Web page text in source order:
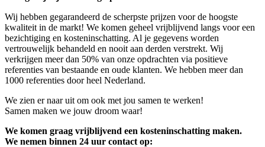
Wij hebben gegarandeerd de scherpste prijzen voor de hoogste
kwaliteit in de markt! We komen geheel vrijblijvend langs voor een
bezichtiging en kosteninschatting. Al je gegevens worden
vertrouwelijk behandeld en nooit aan derden verstrekt. Wij
verkrijgen meer dan 50% van onze opdrachten via positieve
referenties van bestaande en oude klanten. We hebben meer dan
1000 referenties door heel Nederland.
We zien er naar uit om ook met jou samen te werken!
Samen maken we jouw droom waar!
We komen graag vrijblijvend een kosteninschatting maken.
We nemen binnen 24 uur contact op: